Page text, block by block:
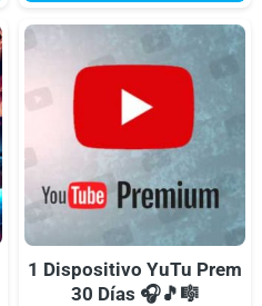
1 Dispositivo YuTu Prem
30 Días 🎧🎵🎼